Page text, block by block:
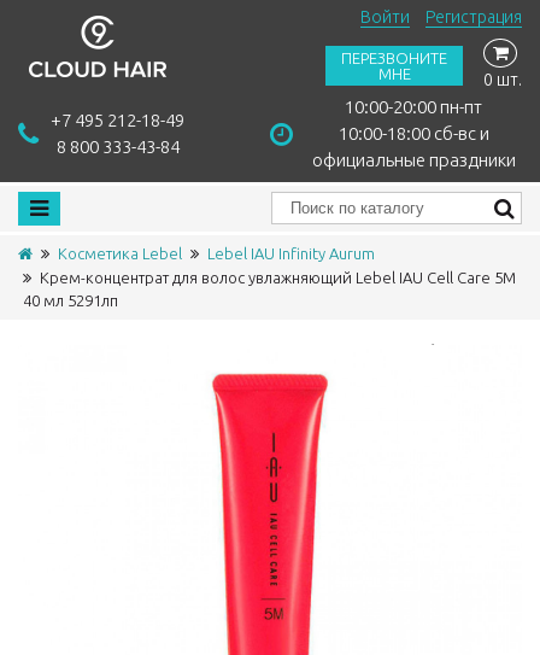
+7 495 212-18-49
8 800 333-43-84
10:00-20:00 пн-пт
10:00-18:00 сб-вс и
официальные праздники
Войти Регистрация
ПЕРЕЗВОНИТЕ
МНЕ
0 шт.
Косметика Lebel
Lebel IAU Infinity Aurum
Крем-концентрат для волос увлажняющий Lebel IAU Cell Care 5M
40 мл 5291лп